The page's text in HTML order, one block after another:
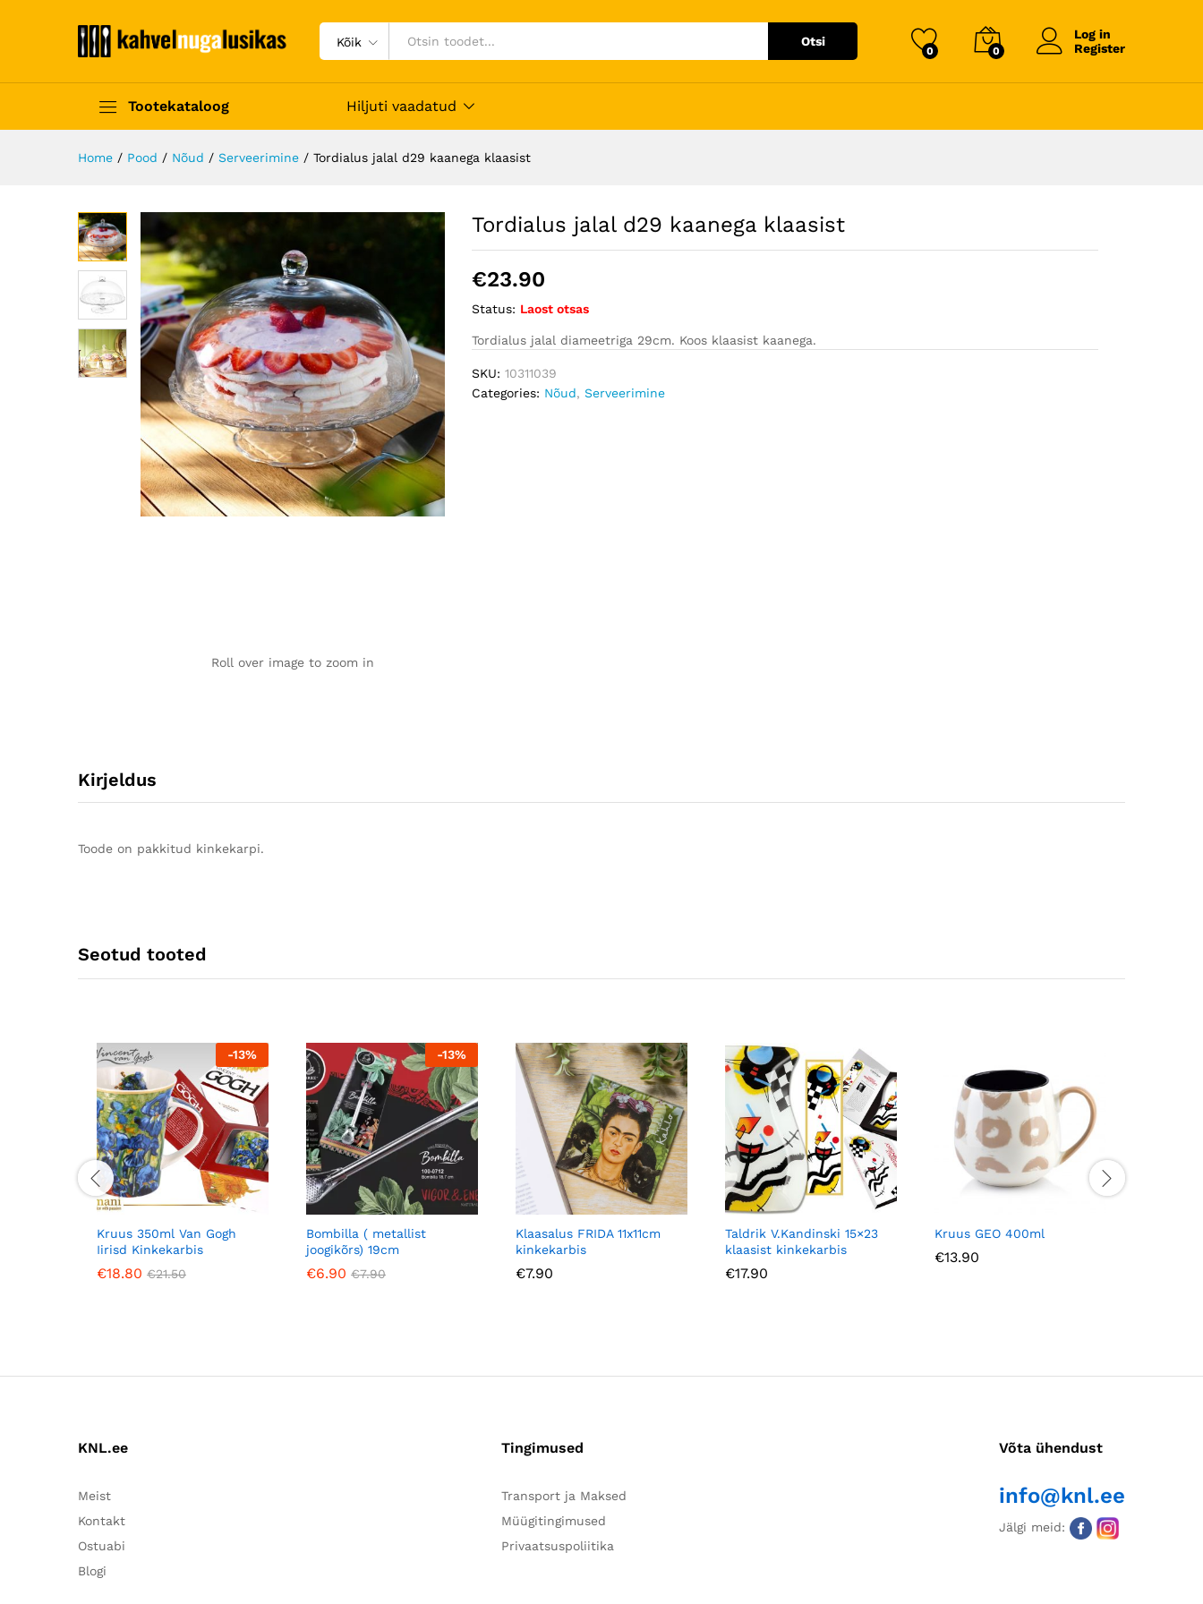
Kõik Otsi
0 0
Log in
Register
Tootekataloog Hiljuti vaadatud
Home / Pood / Nõud / Serveerimine / Tordialus jalal d29 kaanega klaasist
Roll over image to zoom in
Tordialus jalal d29 kaanega klaasist
€23.90
Status: Laost otsas
Tordialus jalal diameetriga 29cm. Koos klaasist kaanega.
SKU: 10311039
Categories: Nõud, Serveerimine
Kirjeldus
Toode on pakkitud kinkekarpi.
Seotud tooted
-13%
Kruus 350ml Van Gogh
Iirisd Kinkekarbis
€18.80 €21.50
-13%
Bombilla ( metallist
joogikõrs) 19cm
€6.90 €7.90
Klaasalus FRIDA 11x11cm
kinkekarbis
€7.90
Taldrik V.Kandinski 15×23
klaasist kinkekarbis
€17.90
Kruus GEO 400ml
€13.90
KNL.ee
Meist
Kontakt
Ostuabi
Blogi
Tingimused
Transport ja Maksed
Müügitingimused
Privaatsuspoliitika
Võta ühendust
info@knl.ee
Jälgi meid: